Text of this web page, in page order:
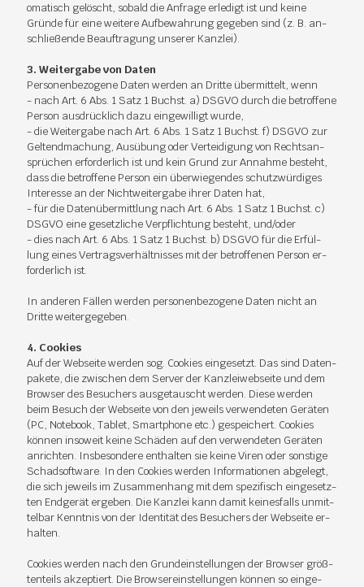
o­ma­tisch ge­löscht, so­bald die An­fra­ge er­le­digt ist und kei­ne
Grün­de für eine wei­te­re Auf­be­wah­rung ge­ge­ben sind (z. B. an­
schlie­ßen­de Be­auf­tra­gung un­se­rer Kanz­lei).
3. Wei­ter­ga­be von Da­ten
Per­so­nen­be­zo­ge­ne Da­ten wer­den an Drit­te über­mit­telt, wenn
- nach Art. 6 Abs. 1 Satz 1 Buchst. a) DS­GVO durch die be­trof­fe­ne
Per­son aus­drück­lich dazu ein­ge­wil­ligt wur­de,
- die Wei­ter­ga­be nach Art. 6 Abs. 1 Satz 1 Buchst. f) DS­GVO zur
Gel­tend­ma­chung, Aus­übung oder Ver­tei­di­gung von Rechts­an­
sprü­chen er­for­der­lich ist und kein Grund zur An­nah­me be­steht,
dass die be­trof­fe­ne Per­son ein über­wie­gen­des schutz­wür­di­ges
In­ter­es­se an der Nicht­wei­ter­ga­be ih­rer Da­ten hat,
- für die Da­ten­über­mitt­lung nach Art. 6 Abs. 1 Satz 1 Buchst. c)
DS­GVO eine ge­setz­li­che Ver­pflich­tung be­steht, und/oder
- dies nach Art. 6 Abs. 1 Satz 1 Buchst. b) DS­GVO für die Er­fül­
lung ei­nes Ver­trags­ver­hält­nis­ses mit der be­trof­fe­nen Per­son er­
for­der­lich ist.
In an­de­ren Fäl­len wer­den per­so­nen­be­zo­ge­ne Da­ten nicht an
Drit­te wei­ter­ge­ge­ben.
4. Coo­kies
Auf der Web­sei­te wer­den sog. Coo­kies ein­ge­setzt. Das sind Da­ten­
pa­ke­te, die zwi­schen dem Ser­ver der Kanz­lei­web­sei­te und dem
Brow­ser des Be­su­chers aus­ge­tauscht wer­den. Die­se wer­den
beim Be­such der Web­sei­te von den je­weils ver­wen­de­ten Ge­rä­ten
(PC, Note­book, Ta­blet, Smart­pho­ne etc.) ge­spei­chert. Coo­kies
kön­nen in­so­weit kei­ne Schä­den auf den ver­wen­de­ten Ge­rä­ten
an­rich­ten. Ins­be­son­de­re ent­hal­ten sie kei­ne Vi­ren oder sons­ti­ge
Schad­soft­ware. In den Coo­kies wer­den In­for­ma­tio­nen ab­ge­legt,
die sich je­weils im Zu­sam­men­hang mit dem spe­zi­fisch ein­ge­setz­
ten End­ge­rät er­ge­ben. Die Kanz­lei kann da­mit kei­nes­falls un­mit­
tel­bar Kennt­nis von der Iden­ti­tät des Be­su­chers der Web­sei­te er­
hal­ten.
Coo­kies wer­den nach den Grund­ein­stel­lun­gen der Brow­ser größ­
ten­teils ak­zep­tiert. Die Brow­ser­ein­stel­lun­gen kön­nen so ein­ge­